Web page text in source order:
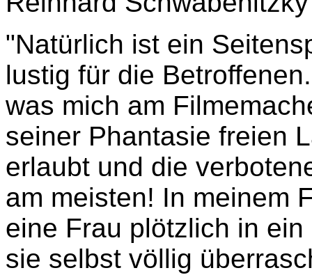
"Natürlich ist ein
lustig für die
was mich am
seiner Phantasie freien
erlaubt und die
am meisten! In meinem
eine Frau plötzlich in
sie selbst völlig